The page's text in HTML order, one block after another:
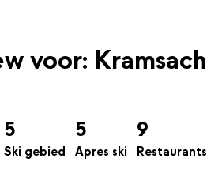
voor: Kramsach
5
Ski gebied
5
Apres ski
9
Restaurants